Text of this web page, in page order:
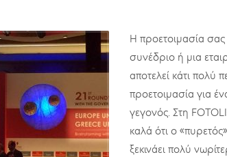
Η προετοιμασία σας
συνέδριο ή μια
αποτελεί κάτι πολύ
προετοιμασία για
γεγονός. Στη
καλά ότι ο
ξεκινάει πολύ